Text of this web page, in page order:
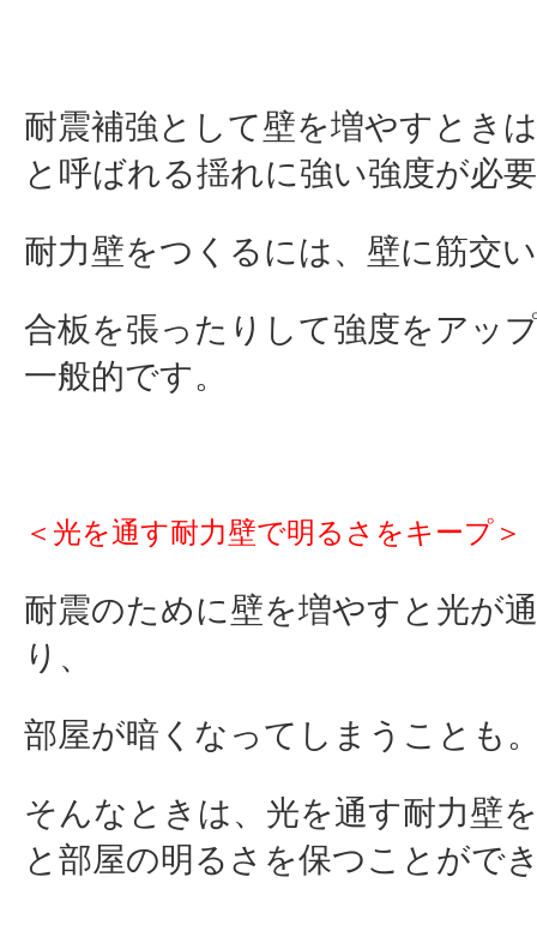
耐震補強として壁を増やすとき
と呼ばれる揺れに強い強度が必
耐力壁をつくるには、壁に筋交
合板を張ったりして強度をアッ
一般的です。
＜光を通す耐力壁で明るさをキープ＞
耐震のために壁を増やすと光が
り、
部屋が暗くなってしまうことも
そんなときは、光を通す耐力壁
と部屋の明るさを保つことがで